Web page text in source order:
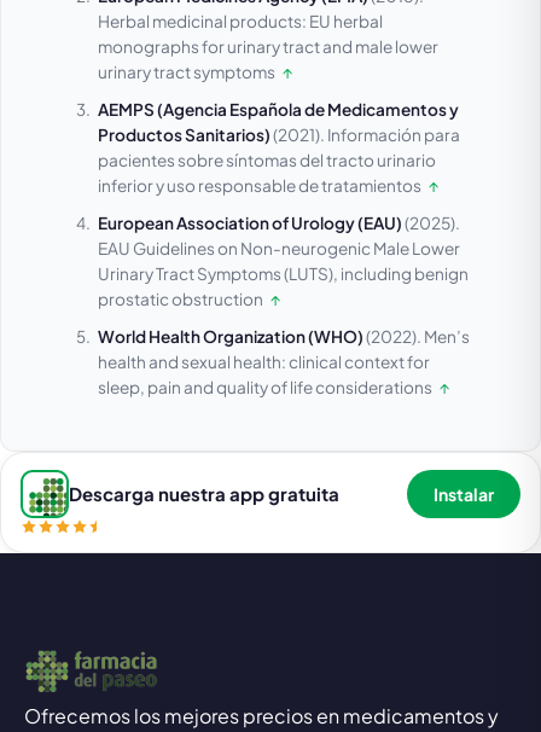
Herbal medicinal products: EU herbal
monographs for urinary tract and male lower
urinary tract symptoms ↑
AEMPS (Agencia Española de Medicamentos y
Productos Sanitarios)(2021). Información para
pacientes sobre síntomas del tracto urinario
inferior y uso responsable de tratamientos ↑
European Association of Urology (EAU)(2025).
EAU Guidelines on Non-neurogenic Male Lower
Urinary Tract Symptoms (LUTS), including benign
prostatic obstruction ↑
World Health Organization (WHO)(2022). Men’s
health and sexual health: clinical context for
sleep, pain and quality of life considerations ↑
Descarga nuestra app gratuita Instalar
Ofrecemos los mejores precios en medicamentos y